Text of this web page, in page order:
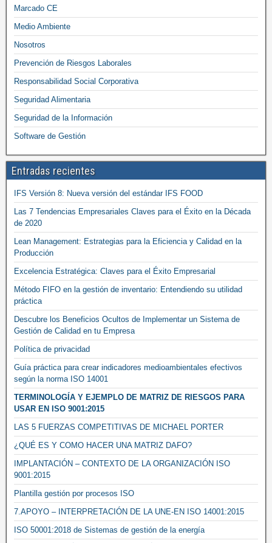
Marcado CE
Medio Ambiente
Nosotros
Prevención de Riesgos Laborales
Responsabilidad Social Corporativa
Seguridad Alimentaria
Seguridad de la Información
Software de Gestión
Entradas recientes
IFS Versión 8: Nueva versión del estándar IFS FOOD
Las 7 Tendencias Empresariales Claves para el Éxito en la Década
de 2020
Lean Management: Estrategias para la Eficiencia y Calidad en la
Producción
Excelencia Estratégica: Claves para el Éxito Empresarial
Método FIFO en la gestión de inventario: Entendiendo su utilidad
práctica
Descubre los Beneficios Ocultos de Implementar un Sistema de
Gestión de Calidad en tu Empresa
Política de privacidad
Guía práctica para crear indicadores medioambientales efectivos
según la norma ISO 14001
TERMINOLOGÍA Y EJEMPLO DE MATRIZ DE RIESGOS PARA
USAR EN ISO 9001:2015
LAS 5 FUERZAS COMPETITIVAS DE MICHAEL PORTER
¿QUÉ ES Y COMO HACER UNA MATRIZ DAFO?
IMPLANTACIÓN – CONTEXTO DE LA ORGANIZACIÓN ISO
9001:2015
Plantilla gestión por procesos ISO
7.APOYO – INTERPRETACIÓN DE LA UNE-EN ISO 14001:2015
ISO 50001:2018 de Sistemas de gestión de la energía